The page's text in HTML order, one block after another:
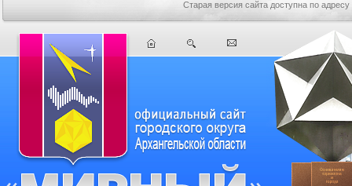
Старая версия сайта доступна по адресу